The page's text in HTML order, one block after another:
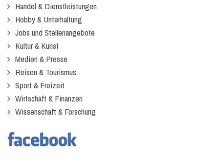
Handel & Dienstleistungen
Hobby & Unterhaltung
Jobs und Stellenangebote
Kultur & Kunst
Medien & Presse
Reisen & Tourismus
Sport & Freizeit
Wirtschaft & Finanzen
Wissenschaft & Forschung